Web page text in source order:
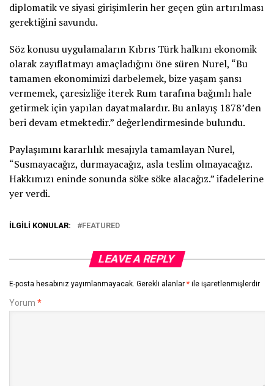
diplomatik ve siyasi girişimlerin her geçen gün artırılması
gerektiğini savundu.
Söz konusu uygulamaların Kıbrıs Türk halkını ekonomik
olarak zayıflatmayı amaçladığını öne süren Nurel, “Bu
tamamen ekonomimizi darbelemek, bize yaşam şansı
vermemek, çaresizliğe iterek Rum tarafına bağımlı hale
getirmek için yapılan dayatmalardır. Bu anlayış 1878’den
beri devam etmektedir.” değerlendirmesinde bulundu.
Paylaşımını kararlılık mesajıyla tamamlayan Nurel,
“Susmayacağız, durmayacağız, asla teslim olmayacağız.
Hakkımızı eninde sonunda söke söke alacağız.” ifadelerine
yer verdi.
İLGILI KONULAR: FEATURED
LEAVE A REPLY
E-posta hesabınız yayımlanmayacak. Gerekli alanlar * ile işaretlenmişlerdir
Yorum *